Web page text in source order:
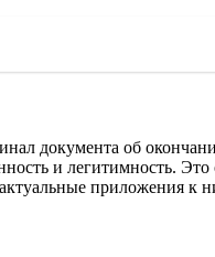
документа об
и легитимность.
приложения к